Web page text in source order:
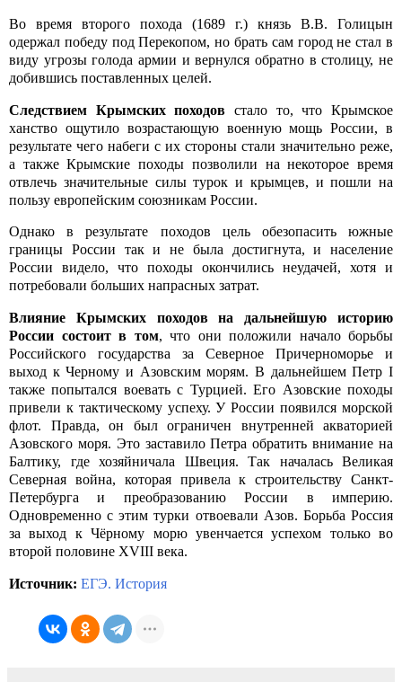
Во время второго похода (1689 г.) князь В.В. Голицын
одержал победу под Перекопом, но брать сам город не стал в
виду угрозы голода армии и вернулся обратно в столицу, не
добившись поставленных целей.
Следствием Крымских походов стало то, что Крымское
ханство ощутило возрастающую военную мощь России, в
результате чего набеги с их стороны стали значительно реже,
а также Крымские походы позволили на некоторое время
отвлечь значительные силы турок и крымцев, и пошли на
пользу европейским союзникам России.
Однако в результате походов цель обезопасить южные
границы России так и не была достигнута, и население
России видело, что походы окончились неудачей, хотя и
потребовали больших напрасных затрат.
Влияние
Крымских походов на дальнейшую историю
России состоит в том, что они положили начало борьбы
Российского государства за Северное Причерноморье и
выход к Черному и Азовским морям. В дальнейшем Петр I
также попытался воевать с Турцией. Его Азовские походы
привели к тактическому успеху. У России появился морской
флот. Правда, он был ограничен внутренней акваторией
Азовского моря. Это заставило Петра обратить внимание на
Балтику, где хозяйничала Швеция. Так началась Великая
Северная война, которая привела к строительству Санкт-
Петербурга и преобразованию России в империю.
Одновременно с этим турки отвоевали Азов. Борьба Россия
за выход к Чёрному морю увенчается успехом только во
второй половине XVIII века.
Источник: ЕГЭ. История